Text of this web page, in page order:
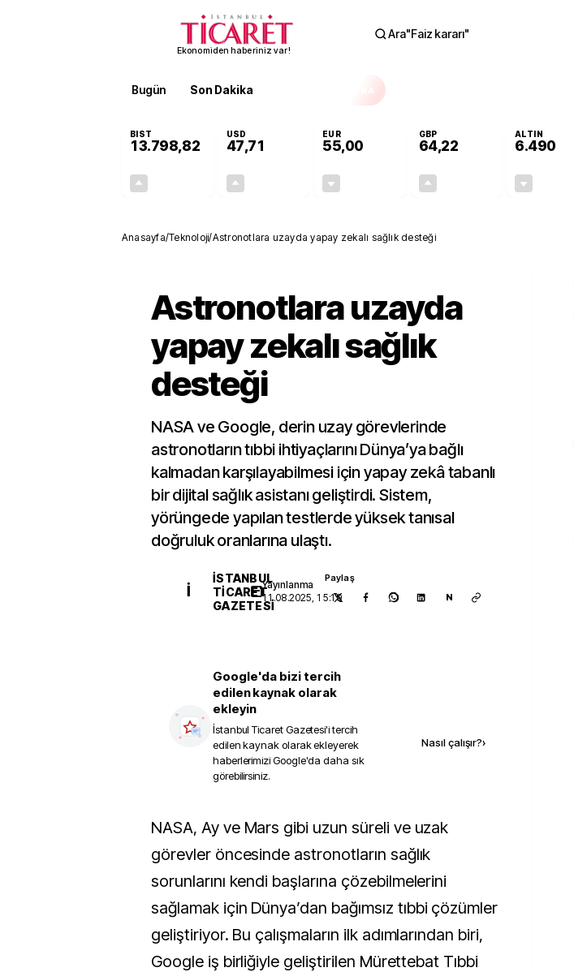
Ekonomiden haberiniz var!
Ara"Faiz kararı"
Bugün Son Dakika
BIST
13.798,82
USD
47,71
EUR
55,00
GBP
64,22
ALTIN
6.490
Anasayfa/Teknoloji/Astronotlara uzayda yapay zekalı sağlık desteği
Astronotlara uzayda
yapay zekalı sağlık
desteği
NASA ve Google, derin uzay görevlerinde
astronotların tıbbi ihtiyaçlarını Dünya’ya bağlı
kalmadan karşılayabilmesi için yapay zekâ tabanlı
bir dijital sağlık asistanı geliştirdi. Sistem,
yörüngede yapılan testlerde yüksek tanısal
doğruluk oranlarına ulaştı.
İ
İSTANBUL
TICARET
GAZETESI
Yayınlanma
11.08.2025, 15:19
Paylaş
N
Google'da bizi tercih
edilen kaynak olarak
ekleyin
İstanbul Ticaret Gazetesi'i tercih
edilen kaynak olarak ekleyerek
haberlerimizi Google'da daha sık
görebilirsiniz.
Nasıl çalışır?›
NASA, Ay ve Mars gibi uzun süreli ve uzak
görevler öncesinde astronotların sağlık
sorunlarını kendi başlarına çözebilmelerini
sağlamak için Dünya’dan bağımsız tıbbi çözümler
geliştiriyor. Bu çalışmaların ilk adımlarından biri,
Google iş birliğiyle geliştirilen Mürettebat Tıbbi